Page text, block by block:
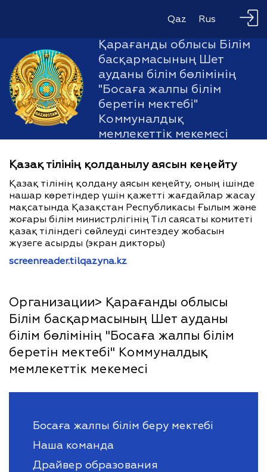
Qaz Rus
Қарағанды облысы Білім
басқармасының Шет
ауданы білім бөлімінің
"Босаға жалпы білім
беретін мектебі"
Коммуналдық
мемлекеттік мекемесі
Қазақ тілінің қолданылу аясын кеңейту
Қазақ тілінің қолдану аясын кеңейту, оның ішінде
нашар көретіндер үшін қажетті жағдайлар жасау
мақсатында Қазақстан Республикасы Ғылым және
жоғары білім министрлігінің Тіл саясаты комитеті
қазақ тіліндегі сөйлеуді синтездеу жобасын
жүзеге асырды (экран дикторы)
screenreader.tilqazyna.kz
Организации> Қарағанды облысы
Білім басқармасының Шет ауданы
білім бөлімінің "Босаға жалпы білім
беретін мектебі" Коммуналдық
мемлекеттік мекемесі
Босаға жалпы білім беру мектебі
Наша команда
Драйвер образования